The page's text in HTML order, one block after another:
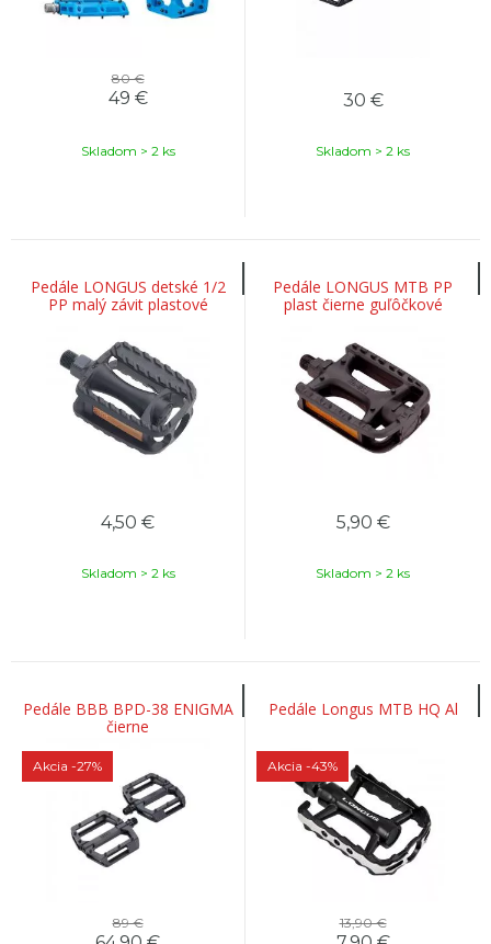
80 €
49 €
Skladom > 2 ks
30 €
Skladom > 2 ks
Pedále LONGUS detské 1/2
PP malý závit plastové
guľôčkové
4,50 €
Skladom > 2 ks
Pedále LONGUS MTB PP
plast čierne guľôčkové
5,90 €
Skladom > 2 ks
Pedále BBB BPD-38 ENIGMA
čierne
Akcia -27%
89 €
Pedále Longus MTB HQ Al
Akcia -43%
13,90 €